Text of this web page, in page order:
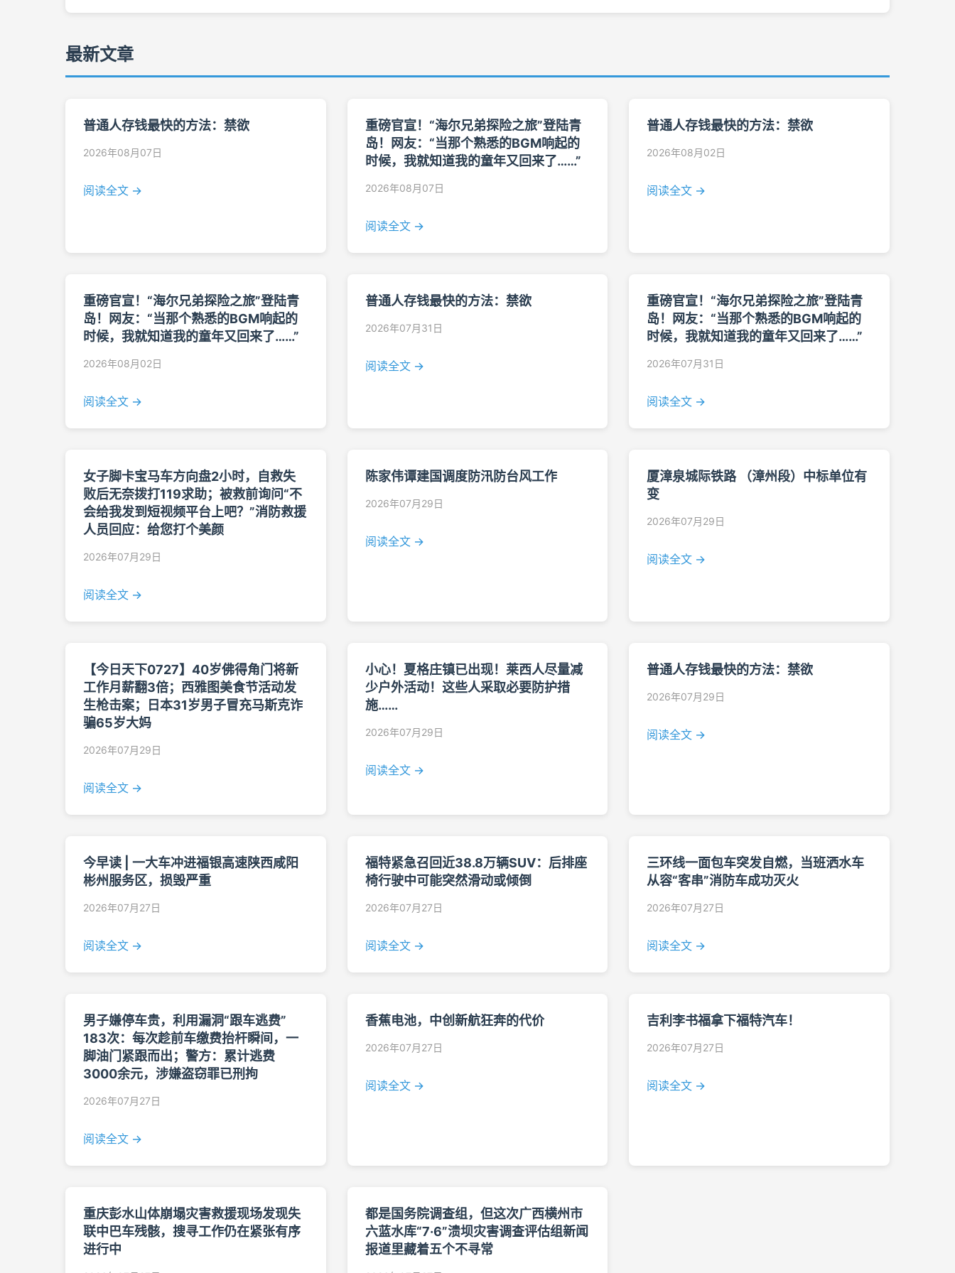
最新文章
普通人存钱最快的方法：禁欲
2026年08月07日
阅读全文 →
重磅官宣！“海尔兄弟探险之旅”登陆青
岛！网友：“当那个熟悉的BGM响起的
时候，我就知道我的童年又回来了……”
2026年08月07日
阅读全文 →
普通人存钱最快的方法：禁欲
2026年08月02日
阅读全文 →
重磅官宣！“海尔兄弟探险之旅”登陆青
岛！网友：“当那个熟悉的BGM响起的
时候，我就知道我的童年又回来了……”
2026年08月02日
阅读全文 →
普通人存钱最快的方法：禁欲
2026年07月31日
阅读全文 →
重磅官宣！“海尔兄弟探险之旅”登陆青
岛！网友：“当那个熟悉的BGM响起的
时候，我就知道我的童年又回来了……”
2026年07月31日
阅读全文 →
女子脚卡宝马车方向盘2小时，自救失
败后无奈拨打119求助；被救前询问“不
会给我发到短视频平台上吧？”消防救援
人员回应：给您打个美颜
2026年07月29日
阅读全文 →
陈家伟谭建国调度防汛防台风工作
2026年07月29日
阅读全文 →
厦漳泉城际铁路 （漳州段）中标单位有
变
2026年07月29日
阅读全文 →
【今日天下0727】40岁佛得角门将新
工作月薪翻3倍；西雅图美食节活动发
生枪击案；日本31岁男子冒充马斯克诈
骗65岁大妈
2026年07月29日
阅读全文 →
小心！夏格庄镇已出现！莱西人尽量减
少户外活动！这些人采取必要防护措
施……
2026年07月29日
阅读全文 →
普通人存钱最快的方法：禁欲
2026年07月29日
阅读全文 →
今早读 | 一大车冲进福银高速陕西咸阳
彬州服务区，损毁严重
2026年07月27日
阅读全文 →
福特紧急召回近38.8万辆SUV：后排座
椅行驶中可能突然滑动或倾倒
2026年07月27日
阅读全文 →
三环线一面包车突发自燃，当班洒水车
从容“客串”消防车成功灭火
2026年07月27日
阅读全文 →
男子嫌停车贵，利用漏洞“跟车逃费”
183次：每次趁前车缴费抬杆瞬间，一
脚油门紧跟而出；警方：累计逃费
3000余元，涉嫌盗窃罪已刑拘
2026年07月27日
阅读全文 →
香蕉电池，中创新航狂奔的代价
2026年07月27日
阅读全文 →
吉利李书福拿下福特汽车！
2026年07月27日
阅读全文 →
重庆彭水山体崩塌灾害救援现场发现失
联中巴车残骸，搜寻工作仍在紧张有序
进行中
都是国务院调查组，但这次广西横州市
六蓝水库“7·6”溃坝灾害调查评估组新闻
报道里藏着五个不寻常